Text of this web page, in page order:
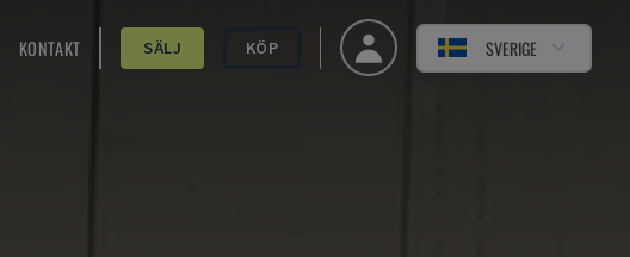
KONTAKT SÄLJ KÖP SVERIGE